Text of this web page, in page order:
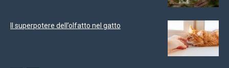
Il superpotere dell’olfatto nel gatto